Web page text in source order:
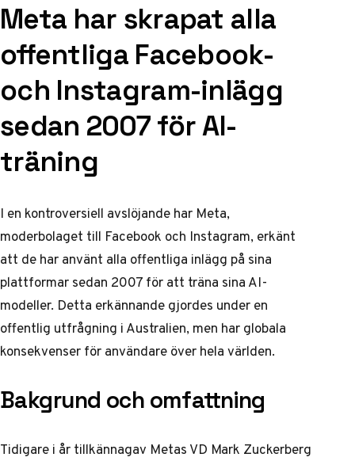
Meta har skrapat alla
offentliga Facebook-
och Instagram-inlägg
sedan 2007 för AI-
träning
I en kontroversiell avslöjande har Meta,
moderbolaget till Facebook och Instagram, erkänt
att de har använt alla offentliga inlägg på sina
plattformar sedan 2007 för att träna sina AI-
modeller. Detta erkännande gjordes under en
offentlig utfrågning i Australien, men har globala
konsekvenser för användare över hela världen.
Bakgrund och omfattning
Tidigare i år tillkännagav Metas VD Mark Zuckerberg